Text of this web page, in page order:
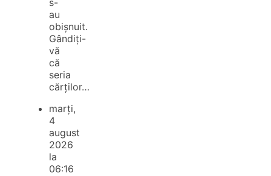
s-
au
obișnuit.
Gândiți-
vă
că
seria
cărților…
marți,
4
august
2026
la
06:16